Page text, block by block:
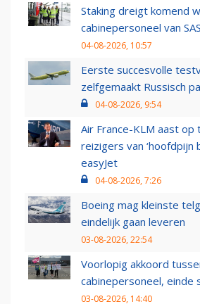
Staking dreigt komend
cabinepersoneel van
04-08-2026, 10:57
Eerste succesvolle
zelfgemaakt Russisch
04-08-2026, 9:54
Air France-KLM aast op
reizigers van ‘hoofdpijn
easyJet
04-08-2026, 7:26
Boeing mag kleinste
eindelijk gaan leveren
03-08-2026, 22:54
Voorlopig akkoord
cabinepersoneel, einde
03-08-2026, 14:40